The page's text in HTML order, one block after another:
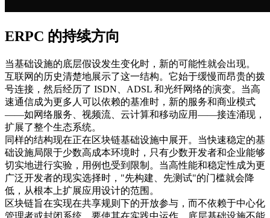
ERPC 的持续方向
当基础设施的底层假设发生变化时，新的可能性就会出现。
互联网的历史清楚地展示了这一结构。它始于缓慢而昂贵的拨
号连接，然后经历了 ISDN、ADSL 和光纤网络的演变。当高
速通信成为更多人可以依赖的基准时，新的服务和商业模式
——如网络服务、视频流、云计算和移动应用——接连涌现，
扩展了整个生态系统。
同样的结构现在正在区块链基础设施中展开。当快速稳定的基
础设施局限于少数高成本环境时，只有少数开发者和企业能够
切实地进行实验，用例也受到限制。当高性能和稳定性成为更
广泛开发者的现实选择时，"先构建、先测试"的门槛就会降
低，从根本上扩展应用设计的范围。
区块链旨在实现在共享规则下的开放参与，而不依赖于中心化
管理者或封闭系统。要使其在实践中运作，底层基础设施不能